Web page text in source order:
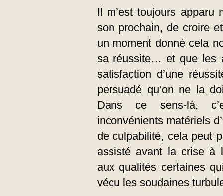
Il m’est toujours apparu
son prochain, de croire
un moment donné cela
sa réussite… et que les
satisfaction d’une
persuadé qu’on ne la
Dans ce sens-là,
inconvénients matériels
de culpabilité, cela peut
assisté avant la crise à
aux qualités certaines
vécu les soudaines